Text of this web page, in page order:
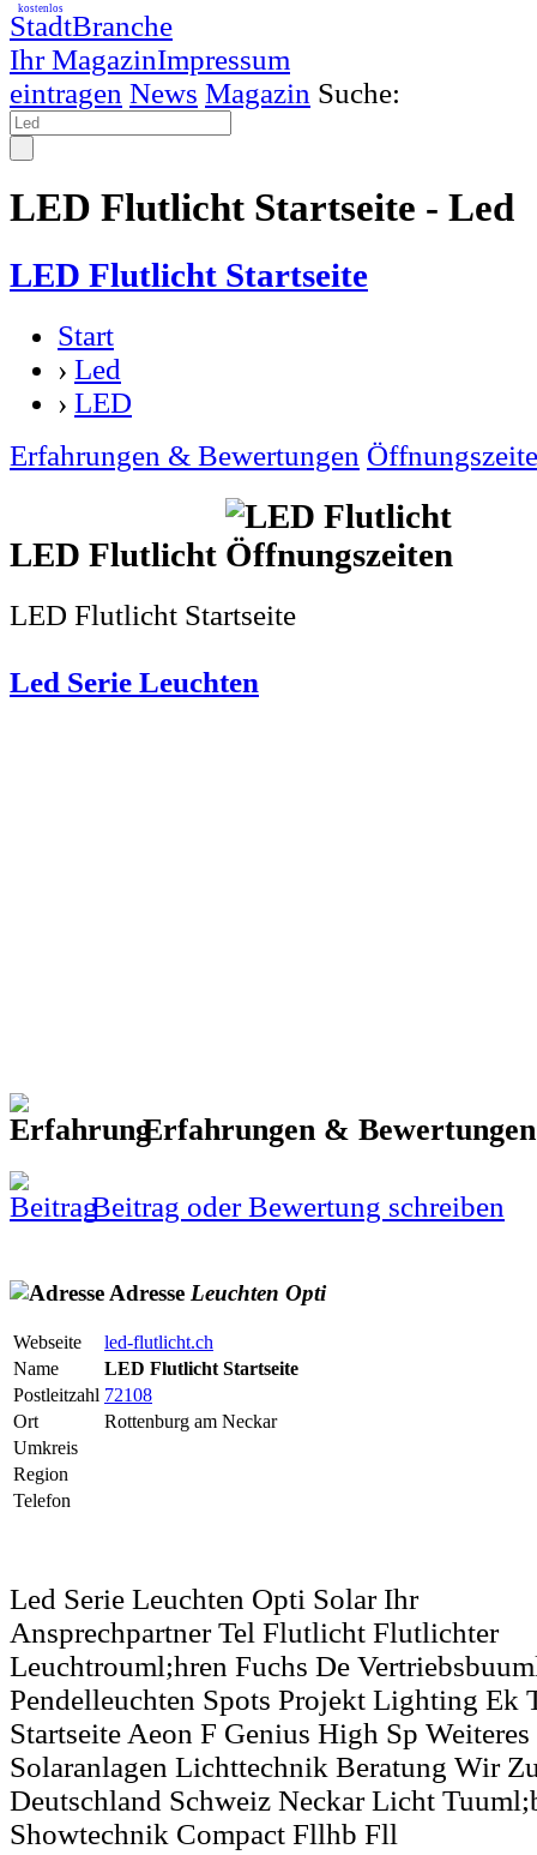
StadtBranche
Ihr MagazinImpressum
kostenlos
eintragen News Magazin Suche:
LED Flutlicht Startseite - Led
LED Flutlicht Startseite
Start
› Led
› LED
Erfahrungen & Bewertungen
LED Flutlicht
LED Flutlicht Startseite
Led Serie Leuchten
Erfahrungen &
Beitrag oder Bewertung schreiben
Adresse Leuchten Opti
Webseite
led-flutlicht.ch
Name
LED Flutlicht Startseite
Postleitzahl 72108
Ort
Rottenburg am Neckar
Umkreis
Region
Telefon
Led Serie Leuchten Opti Solar Ihr
Ansprechpartner Tel Flutlicht Flutlichter
Leuchtrouml;hren Fuchs De
Pendelleuchten Spots Projekt Lighting Ek
Startseite Aeon F Genius High Sp
Solaranlagen Lichttechnik Beratung Wir
Deutschland Schweiz Neckar Licht
Showtechnik Compact Fllhb Fll